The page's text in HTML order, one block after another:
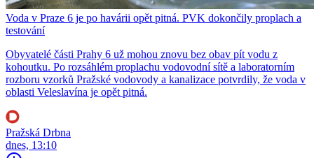
Voda v Praze 6 je po havárii opět pitná. PVK dokončily proplach a
testování
Obyvatelé části Prahy 6 už mohou znovu bez obav pít vodu z
kohoutku. Po rozsáhlém proplachu vodovodní sítě a laboratorním
rozboru vzorků Pražské vodovody a kanalizace potvrdily, že voda v
oblasti Veleslavína je opět pitná.
Pražská Drbna
dnes, 13:10